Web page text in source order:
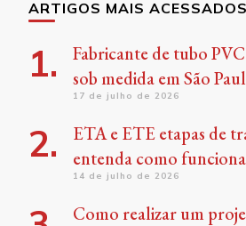
ARTIGOS MAIS ACESSADOS
Fabricante de tubo
sob medida em São
17 de julho de 2026
ETA e ETE etapas de
entenda como
14 de julho de 2026
Como realizar um